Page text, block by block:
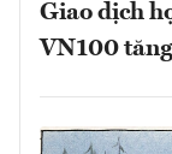
Giao dịch
VN100